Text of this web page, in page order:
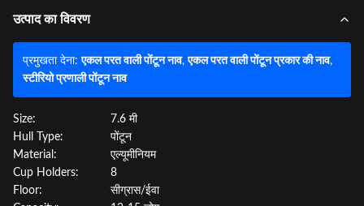
उत्पाद का विवरण
प्रमुखता देना: एकल परत वाली पोंटून नाव,एकल परत वाली पोंटून प्रकार की नाव,
स्टीरियो प्रणाली पोंटून नाव
Size:
7.6 मी
Hull Type:
पोंटून
Material:
एल्यूमीनियम
Cup Holders:
8
Floor:
सीग्रास/ईवा